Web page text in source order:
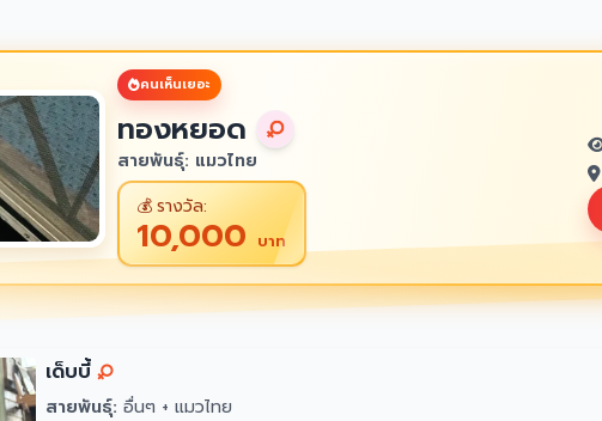
คนเห็นเยอะ
ทองหยอด
สายพันธุ์: แมวไทย
💰 รางวัล:
10,000 บาท
เด็บบี้
สายพันธุ์: อื่นๆ + แมวไทย